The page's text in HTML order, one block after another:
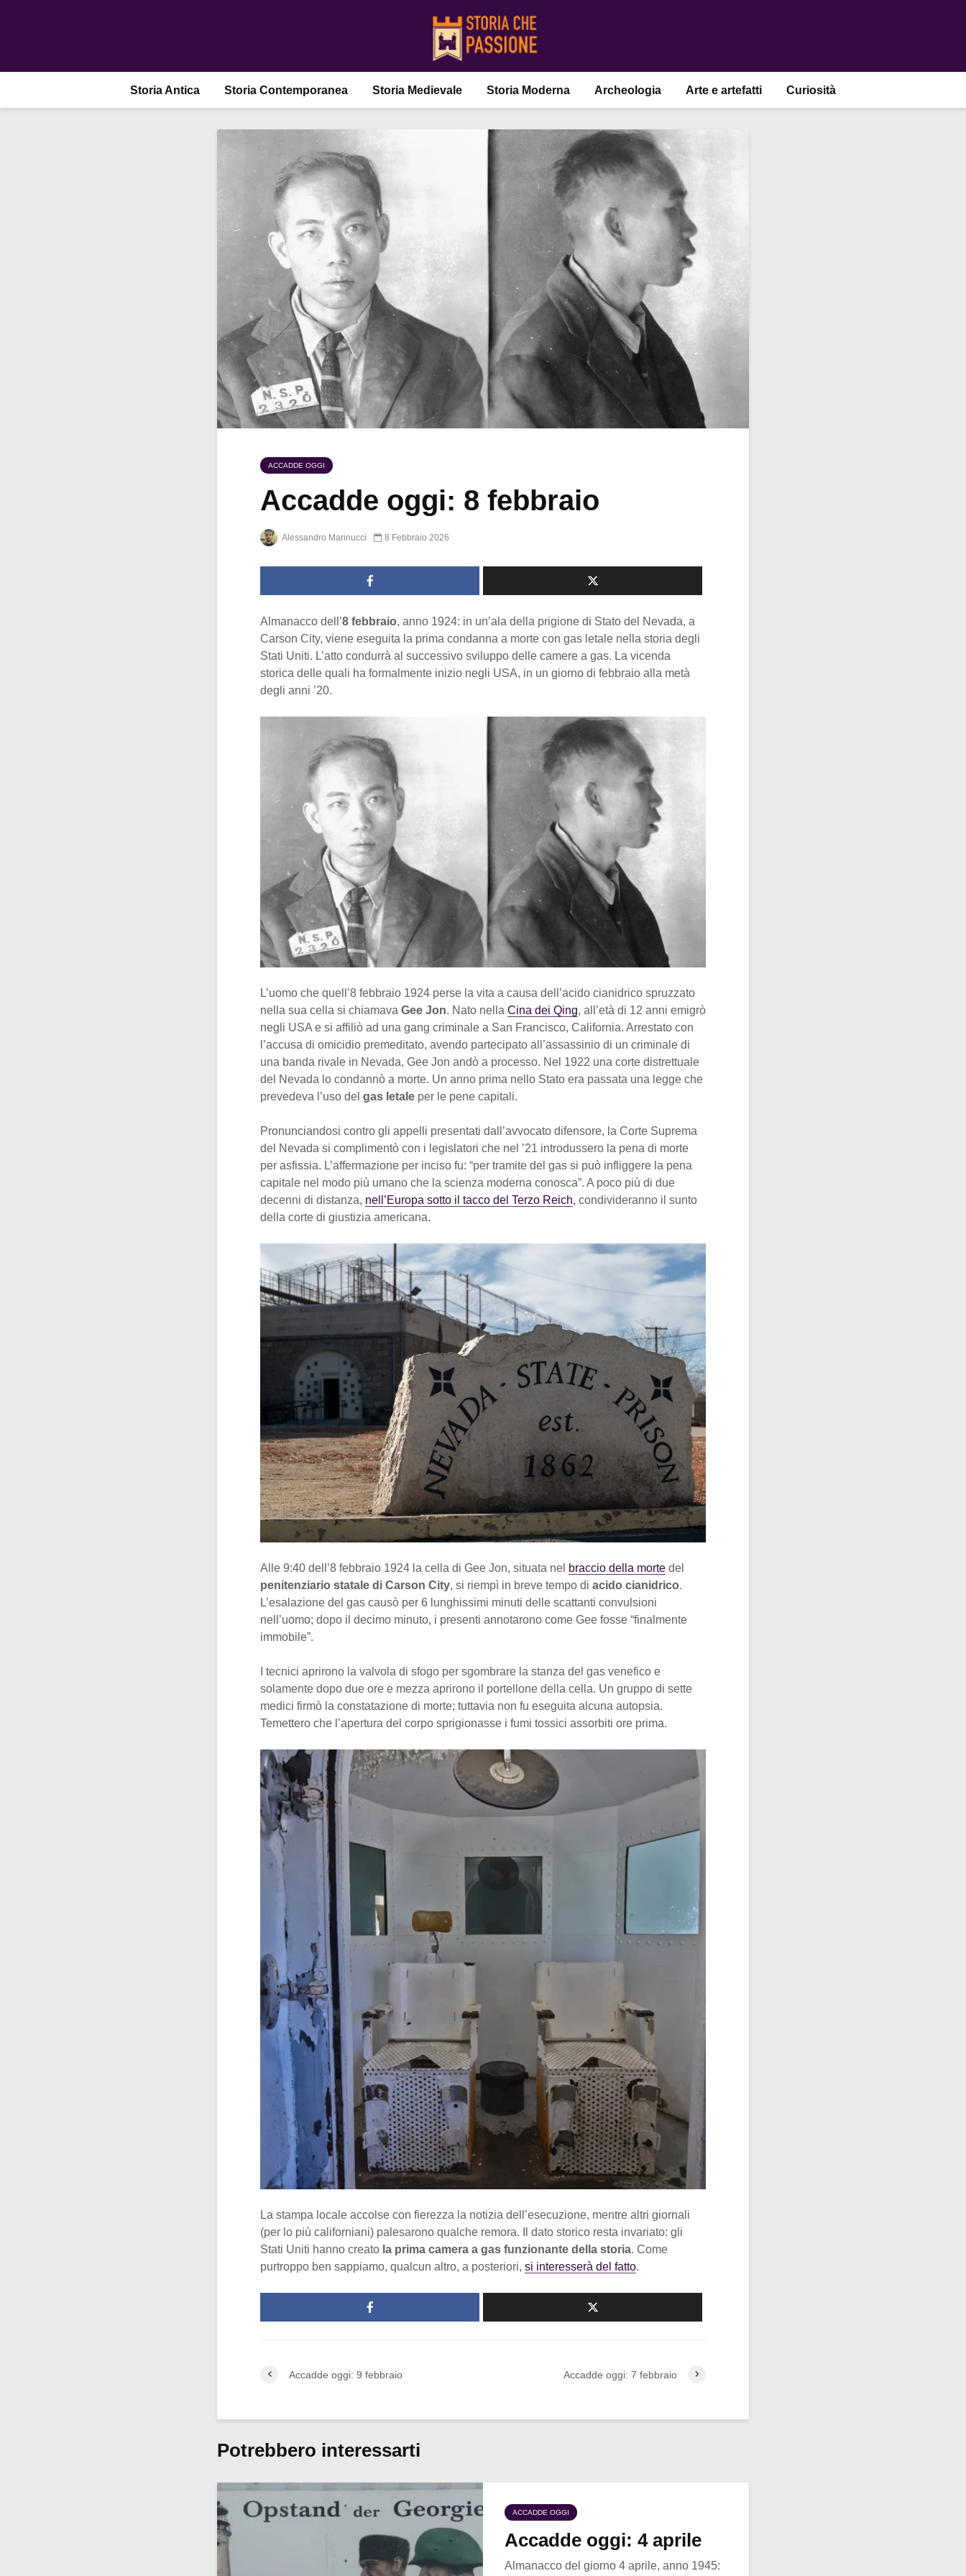
Storia Antica Storia Contemporanea Storia Medievale Storia Moderna Archeologia Arte e artefatti Curiosità
ACCADDE OGGI
Accadde oggi: 8 febbraio
Alessandro Marinucci 8 Febbraio 2026
Almanacco dell’8 febbraio, anno 1924: in un’ala della prigione di Stato del Nevada, a
Carson City, viene eseguita la prima condanna a morte con gas letale nella storia degli
Stati Uniti. L’atto condurrà al successivo sviluppo delle camere a gas. La vicenda
storica delle quali ha formalmente inizio negli USA, in un giorno di febbraio alla metà
degli anni ’20.
L’uomo che quell’8 febbraio 1924 perse la vita a causa dell’acido cianidrico spruzzato
nella sua cella si chiamava Gee Jon. Nato nella Cina dei Qing, all’età di 12 anni emigrò
negli USA e si affiliò ad una gang criminale a San Francisco, California. Arrestato con
l’accusa di omicidio premeditato, avendo partecipato all’assassinio di un criminale di
una banda rivale in Nevada, Gee Jon andò a processo. Nel 1922 una corte distrettuale
del Nevada lo condannò a morte. Un anno prima nello Stato era passata una legge che
prevedeva l’uso del gas letale per le pene capitali.
Pronunciandosi contro gli appelli presentati dall’avvocato difensore, la Corte Suprema
del Nevada si complimentò con i legislatori che nel ’21 introdussero la pena di morte
per asfissia. L’affermazione per inciso fu: “per tramite del gas si può infliggere la pena
capitale nel modo più umano che la scienza moderna conosca”. A poco più di due
decenni di distanza, nell’Europa sotto il tacco del Terzo Reich, condivideranno il sunto
della corte di giustizia americana.
Alle 9:40 dell’8 febbraio 1924 la cella di Gee Jon, situata nel braccio della morte del
penitenziario statale di Carson City, si riempì in breve tempo di acido cianidrico.
L’esalazione del gas causò per 6 lunghissimi minuti delle scattanti convulsioni
nell’uomo; dopo il decimo minuto, i presenti annotarono come Gee fosse “finalmente
immobile”.
I tecnici aprirono la valvola di sfogo per sgombrare la stanza del gas venefico e
solamente dopo due ore e mezza aprirono il portellone della cella. Un gruppo di sette
medici firmò la constatazione di morte; tuttavia non fu eseguita alcuna autopsia.
Temettero che l’apertura del corpo sprigionasse i fumi tossici assorbiti ore prima.
La stampa locale accolse con fierezza la notizia dell’esecuzione, mentre altri giornali
(per lo più californiani) palesarono qualche remora. Il dato storico resta invariato: gli
Stati Uniti hanno creato la prima camera a gas funzionante della storia. Come
purtroppo ben sappiamo, qualcun altro, a posteriori, si interesserà del fatto.
Accadde oggi: 9 febbraio Accadde oggi: 7 febbraio
Potrebbero interessarti
ACCADDE OGGI
Accadde oggi: 4 aprile
Almanacco del giorno 4 aprile, anno 1945: